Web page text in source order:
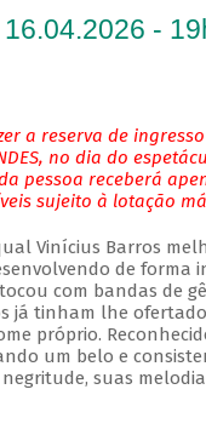
-
a reserva de
no dia do
pessoa receberá
sujeito à lotação
Vinícius Barros
de forma
com bandas de
já tinham lhe
próprio.
um belo e
suas